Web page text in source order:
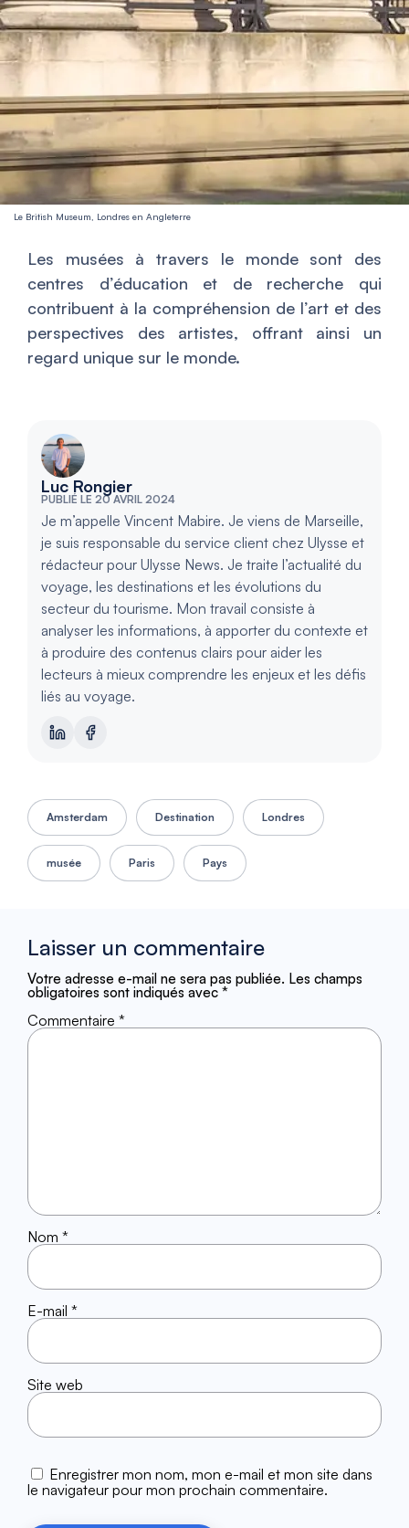
Le British Museum, Londres en Angleterre
Les musées à travers le monde sont des
centres d’éducation et de recherche qui
contribuent à la compréhension de l’art et des
perspectives des artistes, offrant ainsi un
regard unique sur le monde.
Luc Rongier
PUBLIÉ LE 20 AVRIL 2024
Je m’appelle Vincent Mabire. Je viens de Marseille,
je suis responsable du service client chez Ulysse et
rédacteur pour Ulysse News. Je traite l’actualité du
voyage, les destinations et les évolutions du
secteur du tourisme. Mon travail consiste à
analyser les informations, à apporter du contexte et
à produire des contenus clairs pour aider les
lecteurs à mieux comprendre les enjeux et les défis
liés au voyage.
Amsterdam Destination Londres
musée Paris Pays
Laisser un commentaire
Votre adresse e-mail ne sera pas publiée. Les champs
obligatoires sont indiqués avec *
Commentaire *
Nom *
E-mail *
Site web
Enregistrer mon nom, mon e-mail et mon site dans
le navigateur pour mon prochain commentaire.